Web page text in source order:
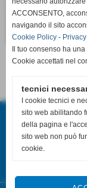
Invia
Piazza
ACCONSENTO,
navigando il sito
Cookie Policy -
Il tuo consenso ha
Cookie accettati nel
tecnici
I cookie tecnici e
sito web abilitando
della pagina e
sito web non può
cookie.